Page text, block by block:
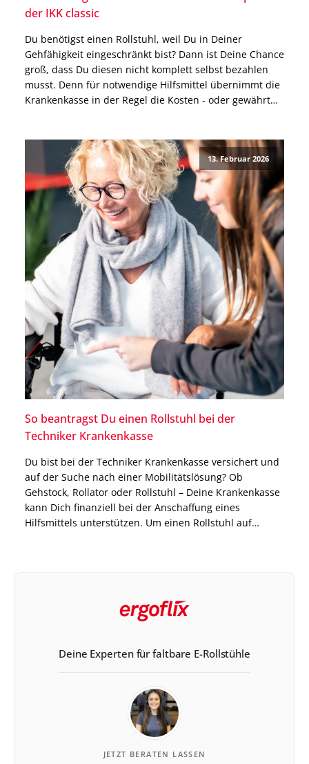
der IKK classic
Du benötigst einen Rollstuhl, weil Du in Deiner
Gehfähigkeit eingeschränkt bist? Dann ist Deine Chance
groß, dass Du diesen nicht komplett selbst bezahlen
musst. Denn für notwendige Hilfsmittel übernimmt die
Krankenkasse in der Regel die Kosten - oder gewährt
13. Februar 2026
So beantragst Du einen Rollstuhl bei der
Techniker Krankenkasse
Du bist bei der Techniker Krankenkasse versichert und
auf der Suche nach einer Mobilitätslösung? Ob
Gehstock, Rollator oder Rollstuhl – Deine Krankenkasse
kann Dich finanziell bei der Anschaffung eines
Hilfsmittels unterstützen. Um einen Rollstuhl auf
Deine Experten für faltbare E-Rollstühle
JETZT BERATEN LASSEN